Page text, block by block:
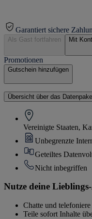
Garantiert sichere
Als Gast fortfahren Mit
Promotionen
Gutschein hinzufügen
Übersicht über das
Vereinigte Staaten,
Unbegrenzte
Geteiltes
Nicht inbegriffen
Nutze deine
Chatte und
Teile sofort Inhalte